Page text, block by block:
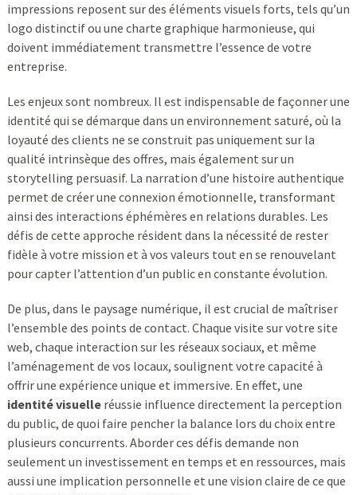
impressions reposent sur des éléments visuels forts, tels qu’un
logo distinctif ou une charte graphique harmonieuse, qui
doivent immédiatement transmettre l’essence de votre
entreprise.
Les enjeux sont nombreux. Il est indispensable de façonner une
identité qui se démarque dans un environnement saturé, où la
loyauté des clients ne se construit pas uniquement sur la
qualité intrinsèque des offres, mais également sur un
storytelling persuasif. La narration d’une histoire authentique
permet de créer une connexion émotionnelle, transformant
ainsi des interactions éphémères en relations durables. Les
défis de cette approche résident dans la nécessité de rester
fidèle à votre mission et à vos valeurs tout en se renouvelant
pour capter l’attention d’un public en constante évolution.
De plus, dans le paysage numérique, il est crucial de maîtriser
l’ensemble des points de contact. Chaque visite sur votre site
web, chaque interaction sur les réseaux sociaux, et même
l’aménagement de vos locaux, soulignent votre capacité à
offrir une expérience unique et immersive. En effet, une
identité visuelleréussie influence directement la perception
du public, de quoi faire pencher la balance lors du choix entre
plusieurs concurrents. Aborder ces défis demande non
seulement un investissement en temps et en ressources, mais
aussi une implication personnelle et une vision claire de ce que